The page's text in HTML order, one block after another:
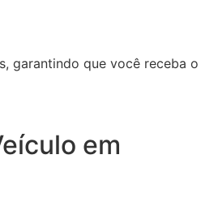
garantindo que você receba o
em